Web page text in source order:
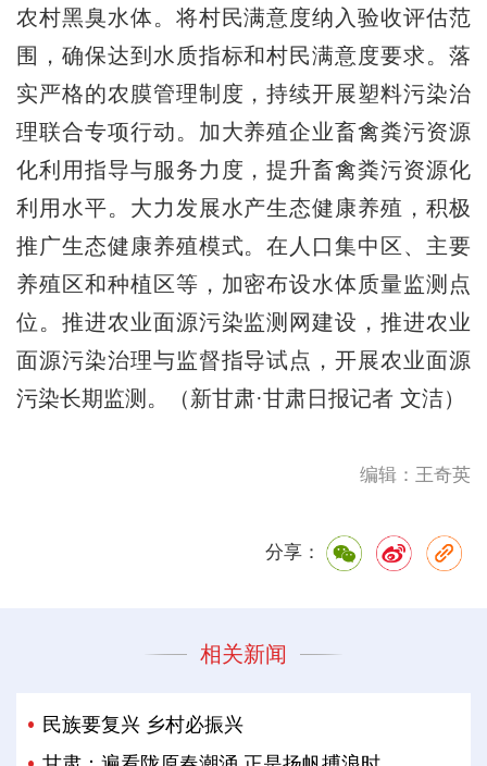
农村黑臭水体。将村民满意度纳入验收评估范
围，确保达到水质指标和村民满意度要求。落
实严格的农膜管理制度，持续开展塑料污染治
理联合专项行动。加大养殖企业畜禽粪污资源
化利用指导与服务力度，提升畜禽粪污资源化
利用水平。大力发展水产生态健康养殖，积极
推广生态健康养殖模式。在人口集中区、主要
养殖区和种植区等，加密布设水体质量监测点
位。推进农业面源污染监测网建设，推进农业
面源污染治理与监督指导试点，开展农业面源
污染长期监测。（新甘肃·甘肃日报记者 文洁）
编辑：王奇英
分享：
相关新闻
民族要复兴 乡村必振兴